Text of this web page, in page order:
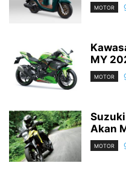
MOTOR
MY
MOTOR
Akan
MOTOR